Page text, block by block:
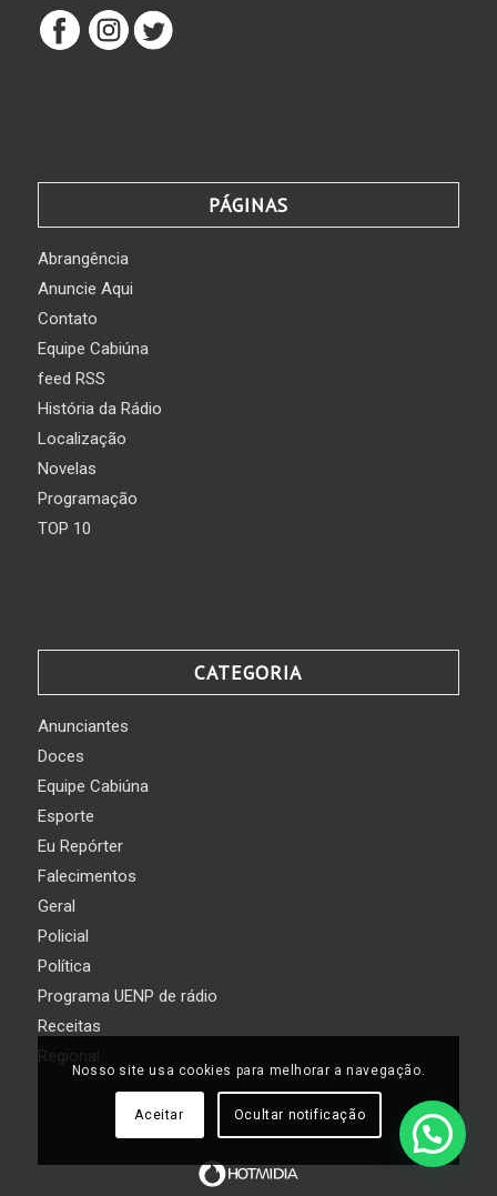
PÁGINAS
Abrangência
Anuncie Aqui
Contato
Equipe Cabiúna
feed RSS
História da Rádio
Localização
Novelas
Programação
TOP 10
CATEGORIA
Anunciantes
Doces
Equipe Cabiúna
Esporte
Eu Repórter
Falecimentos
Geral
Policial
Política
Programa UENP de rádio
Receitas
Regional
Nosso site usa cookies para melhorar a navegação.
Aceitar Ocultar notificação